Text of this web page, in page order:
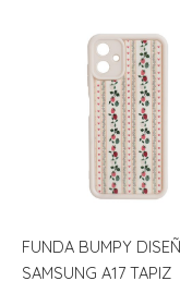
FUNDA BUMPY
SAMSUNG A17 TAPIZ